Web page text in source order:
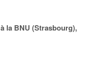
la BNU (Strasbourg),